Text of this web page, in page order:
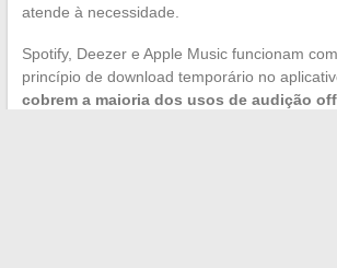
atende à necessidade.
Spotify, Deezer e Apple Music funcionam
princípio de download temporário no
cobrem a maioria dos usos de audição